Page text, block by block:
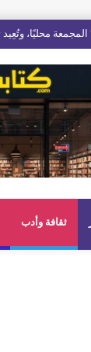
ثقافة وأدب